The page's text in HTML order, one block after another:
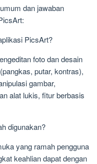
dan jawaban
PicsArt?
foto dan desain
putar, kontras),
gambar,
alat lukis, fitur berbasis
digunakan?
yang ramah pengguna
keahlian dapat dengan